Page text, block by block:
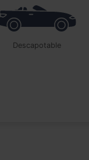
descapotable